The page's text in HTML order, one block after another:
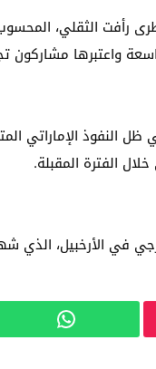
رأفت الثقلي،
مشاركون
ظل النفوذ الإماراتي
الفترة المقبلة.